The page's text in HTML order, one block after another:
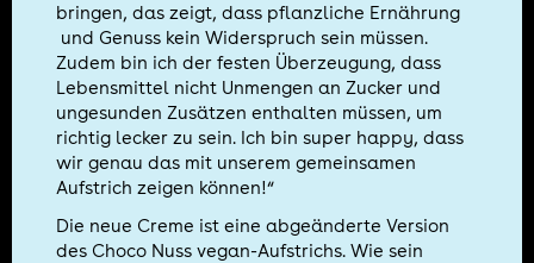
bringen, das zeigt, dass pflanzliche Ernährung
und Genuss kein Widerspruch sein müssen.
Zudem bin ich der festen Überzeugung, dass
Lebensmittel nicht Unmengen an Zucker und
ungesunden Zusätzen enthalten müssen, um
richtig lecker zu sein. Ich bin super happy, dass
wir genau das mit unserem gemeinsamen
Aufstrich zeigen können!“
Die neue Creme ist eine abgeänderte Version
des Choco Nuss vegan-Aufstrichs. Wie sein